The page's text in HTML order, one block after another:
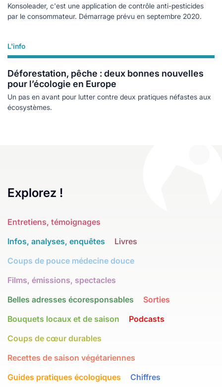
Konsoleader, c'est une application de contrôle anti-pesticides
par le consommateur. Démarrage prévu en septembre 2020.
L'info
Déforestation, pêche : deux bonnes nouvelles
pour l’écologie en Europe
Un pas en avant pour lutter contre deux pratiques néfastes aux
écosystèmes.
Lire plus
Explorez !
Entretiens, témoignages
Infos, analyses, enquêtes
Livres
Coups de pouce médecine douce
Films, émissions, spectacles
Belles adresses écoresponsables
Sorties
Bouquets locaux et de saison
Podcasts
Coups de cœur durables
Recettes de saison végétariennes
Guides pratiques écologiques
Chiffres